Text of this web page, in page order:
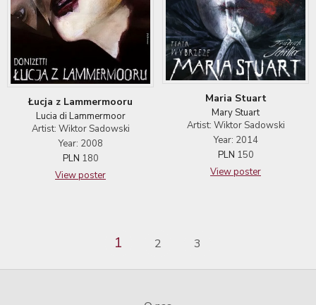
Łucja z Lammermooru
Lucia di Lammermoor
Artist: Wiktor Sadowski
Year: 2008
PLN 180
View poster
Maria Stuart
Mary Stuart
Artist: Wiktor Sadowski
Year: 2014
PLN 150
View poster
1 2 3